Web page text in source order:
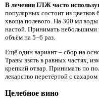
В лечении ГЛЖ часто
популярных состоит из
хвоща полевого. На 300 мл воды
настой. Принимать небольшими
объём на 5–6 раз.
Ещё один вариант – сбор на
Травы взять в равных частях,
крепкий отвар. Принимать по
лекарство перетёртой с
Целебное вино